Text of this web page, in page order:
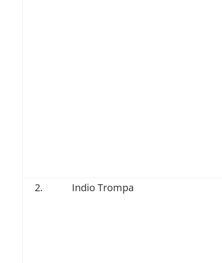
Indio Trompa